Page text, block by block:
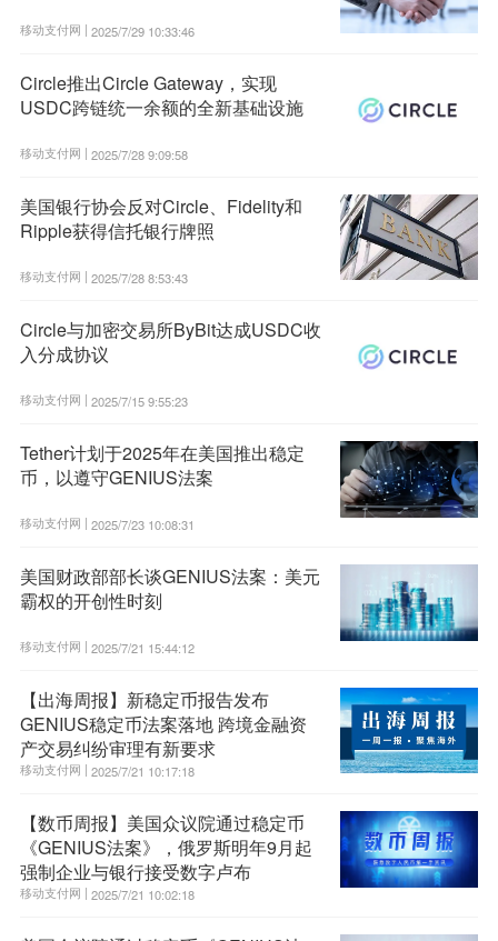
移动支付网 | 2025/7/29 10:33:46
Circle推出Circle Gateway，实现
USDC跨链统一余额的全新基础设施
移动支付网 | 2025/7/28 9:09:58
美国银行协会反对Circle、Fidelity和
Ripple获得信托银行牌照
移动支付网 | 2025/7/28 8:53:43
Circle与加密交易所ByBit达成USDC收
入分成协议
移动支付网 | 2025/7/15 9:55:23
Tether计划于2025年在美国推出稳定
币，以遵守GENIUS法案
移动支付网 | 2025/7/23 10:08:31
美国财政部部长谈GENIUS法案：美元
霸权的开创性时刻
移动支付网 | 2025/7/21 15:44:12
【出海周报】新稳定币报告发布
GENIUS稳定币法案落地 跨境金融资
产交易纠纷审理有新要求
移动支付网 | 2025/7/21 10:17:18
【数币周报】美国众议院通过稳定币
《GENIUS法案》，俄罗斯明年9月起
强制企业与银行接受数字卢布
移动支付网 | 2025/7/21 10:02:18